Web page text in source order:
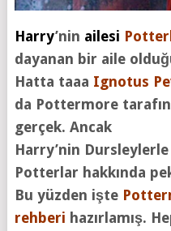
Harry’nin ailesi
dayanan bir aile
Hatta taaa Ignotus
da Pottermore
gerçek. Ancak
Harry’nin
Potterlar hakkında
Bu yüzden işte
rehberi hazırlamış.